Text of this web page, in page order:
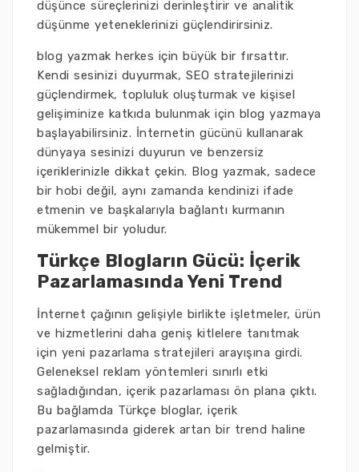
düşünce süreçlerinizi derinleştirir ve analitik
düşünme yeteneklerinizi güçlendirirsiniz.
blog yazmak herkes için büyük bir fırsattır.
Kendi sesinizi duyurmak, SEO stratejilerinizi
güçlendirmek, topluluk oluşturmak ve kişisel
gelişiminize katkıda bulunmak için blog yazmaya
başlayabilirsiniz. İnternetin gücünü kullanarak
dünyaya sesinizi duyurun ve benzersiz
içeriklerinizle dikkat çekin. Blog yazmak, sadece
bir hobi değil, aynı zamanda kendinizi ifade
etmenin ve başkalarıyla bağlantı kurmanın
mükemmel bir yoludur.
Türkçe Blogların Gücü: İçerik
Pazarlamasında Yeni Trend
İnternet çağının gelişiyle birlikte işletmeler, ürün
ve hizmetlerini daha geniş kitlelere tanıtmak
için yeni pazarlama stratejileri arayışına girdi.
Geleneksel reklam yöntemleri sınırlı etki
sağladığından, içerik pazarlaması ön plana çıktı.
Bu bağlamda Türkçe bloglar, içerik
pazarlamasında giderek artan bir trend haline
gelmiştir.